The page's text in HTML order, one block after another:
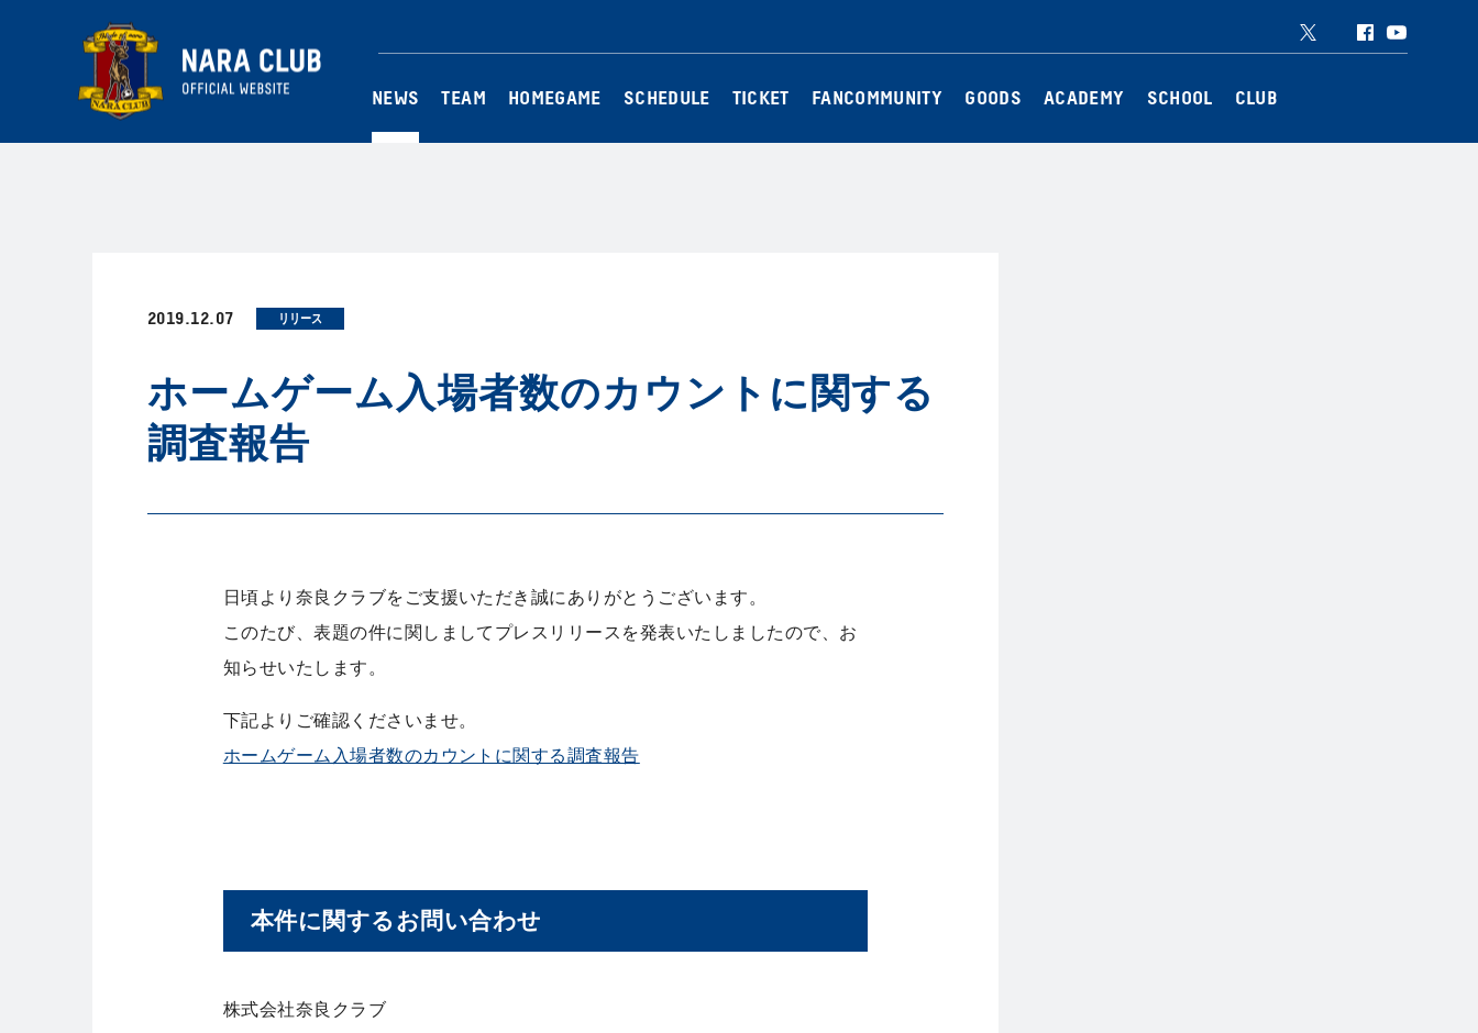
NEWS TEAM HOMEGAME SCHEDULE TICKET FANCOMMUNITY GOODS ACADEMY SCHOOL CLUB
TwitterInstagramFacebook
2019.12.07 リリース
ホームゲーム入場者数のカウントに関する
調査報告
日頃より奈良クラブをご支援いただき誠にありがとうございます。
このたび、表題の件に関しましてプレスリリースを発表いたしましたので、お
知らせいたします。
下記よりご確認くださいませ。
ホームゲーム入場者数のカウントに関する調査報告
本件に関するお問い合わせ
株式会社奈良クラブ